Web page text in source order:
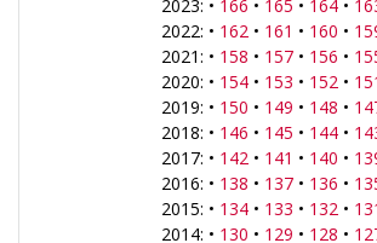
2023: • 166 • 165 • 164•
2022: • 162• 161 • 160 •
2021: • 158 • 157• 156 •
2020: • 154• 153 • 152•
2019: • 150 • 149 • 148 •
2018: • 146 • 145 • 144•
2017: • 142• 141 • 140 •
2016: • 138 • 137• 136 •
2015: • 134• 133 • 132•
2014: • 130 • 129 • 128 •